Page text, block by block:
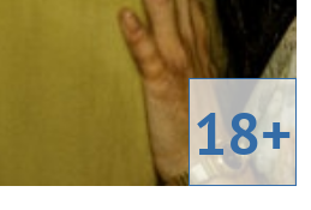
18+